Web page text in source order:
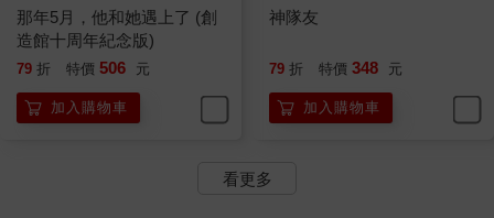
另一個頂著一頭黑人鬈髮，膚色黝黑，是個中非混血兒，操一口
流利廣東話。
錦田是歷史久遠的新界圍村，但如今除了原居民外，還住了不
有中非混血兒出現，雖顯眼亦不算非常突兀。
那個叫Nia的混血兒笑說：「鴨腿湯飯！」
那年5月，他和她遇上了 (創
造館十周年紀念版)
79 折 特價 506 元
加入購物車
神隊友
79 折 特價 348 元
加入購物車
看更多